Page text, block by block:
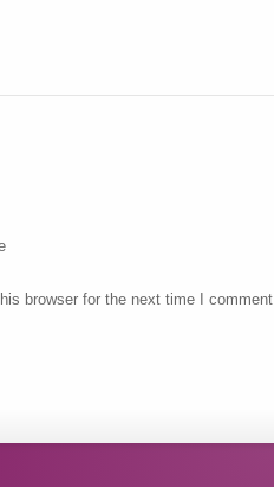
browser for the next time I comment.